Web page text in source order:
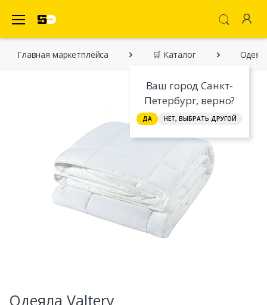
Ваш город Санкт-
Петербург, верно?
ДА НЕТ, ВЫБРАТЬ ДРУГОЙ
Главная марĸетплейса 🛒 Каталог
Одеяла Valtery